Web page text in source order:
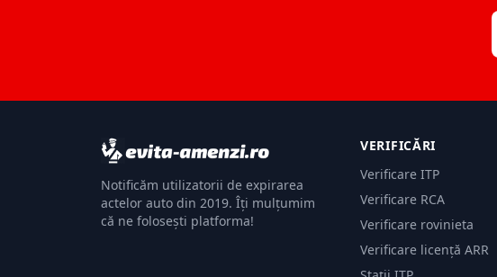
Notificăm utilizatorii de expirarea
actelor auto din 2019. Îți mulțumim
că ne folosești platforma!
VERIFICĂRI
Verificare ITP
Verificare RCA
Verificare rovinieta
Verificare licență ARR